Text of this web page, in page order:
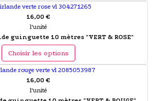
16,00 €
l'unité
guinguette 10 mètres "VERT & ROSE"
Choisir les options
16,00 €
l'unité